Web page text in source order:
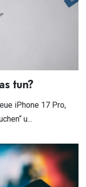
tun?
iPhone 17 Pro,
u...